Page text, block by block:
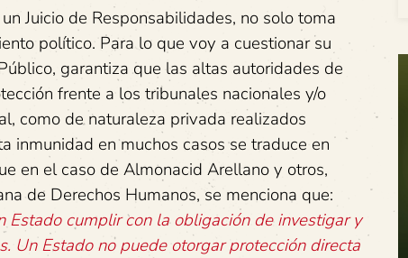
Juicio de Responsabilidades, no solo toma
político. Para lo que voy a cuestionar su
garantiza que las altas autoridades de
frente a los tribunales nacionales y/o
como de naturaleza privada realizados
inmunidad en muchos casos se traduce en
en el caso de Almonacid Arellano y otros,
de Derechos Humanos, se menciona que:
Estado cumplir con la obligación de investigar y
Un Estado no puede otorgar protección directa